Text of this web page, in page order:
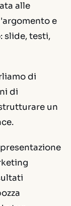
alle
e
slide, testi,
di
di
un